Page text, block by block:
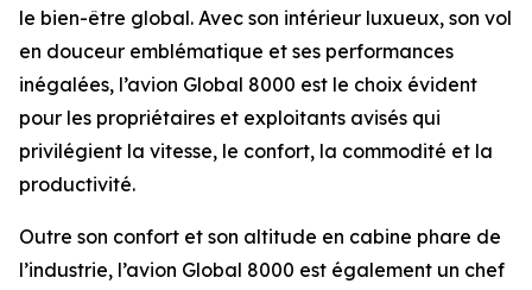
le bien-être global. Avec son intérieur luxueux, son vol
en douceur emblématique et ses performances
inégalées, l’avion Global 8000 est le choix évident
pour les propriétaires et exploitants avisés qui
privilégient la vitesse, le confort, la commodité et la
productivité.
Outre son confort et son altitude en cabine phare de
l’industrie, l’avion Global 8000 est également un chef